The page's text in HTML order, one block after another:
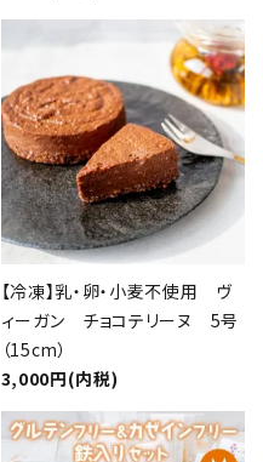
【冷凍】乳・卵・小麦不使用 ヴ
ィーガン チョコテリーヌ 5号
（15cm）
3,000円(内税)